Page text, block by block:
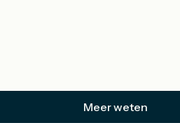
Meer weten